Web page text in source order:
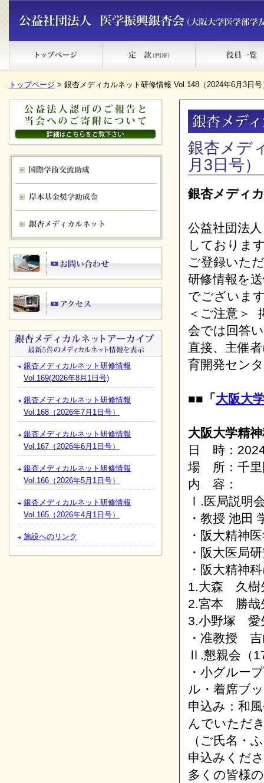
トップページ > 銀杏メディカルネット研修情報 Vol.148（2024年6月3日号
銀杏メディカルネット研修情報
Vol.169(2026年8月1日号)
銀杏メディカルネット研修情報
Vol.168（2026年7月1日号）
銀杏メディカルネット研修情報
Vol.167（2026年6月1日号）
銀杏メディカルネット研修情報
Vol.166（2026年5月1日号）
銀杏メディカルネット研修情報
Vol.165（2026年4月1日号）
施設へのリンク
銀杏メデ
月3日号）
銀杏メディ
公益社団法
しておりま
ご登録いた
研修情報を
でございま
＜ご注意＞
会では回答
直接、主催
育開発セン
■■「 大阪大
大阪大学精
日 時：
場 所：千
内 容：
Ⅰ.医局説明
・教授 池田
・阪大精神
・阪大医局
・阪大精神
1.大森 久樹
2.宮本 勝哉
3.小野塚 愛
・准教授
Ⅱ.懇親会（
・小グルー
ル・着席ブ
申込み：和
んでいただ
（ご氏名・
申込みくだ
多くの皆様